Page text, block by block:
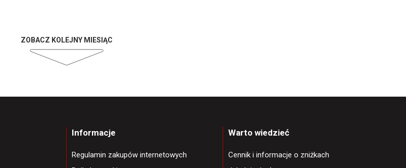
ZOBACZ KOLEJNY MIESIĄC
Informacje
Regulamin zakupów internetowych
Warto wiedzieć
Cennik i informacje o zniżkach